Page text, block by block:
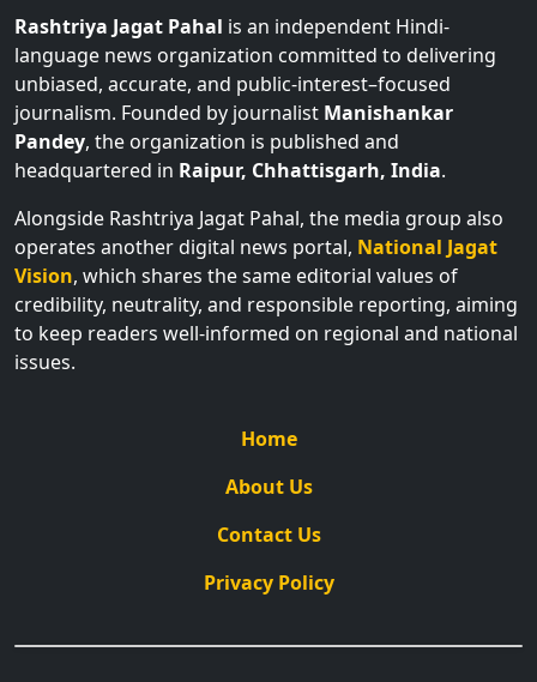
Rashtriya Jagat Pahal is an independent Hindi-
language news organization committed to delivering
unbiased, accurate, and public-interest–focused
journalism. Founded by journalist Manishankar
Pandey, the organization is published and
headquartered in Raipur, Chhattisgarh, India.
Alongside Rashtriya Jagat Pahal, the media group also
operates another digital news portal, National Jagat
Vision, which shares the same editorial values of
credibility, neutrality, and responsible reporting, aiming
to keep readers well-informed on regional and national
issues.
Home
About Us
Contact Us
Privacy Policy